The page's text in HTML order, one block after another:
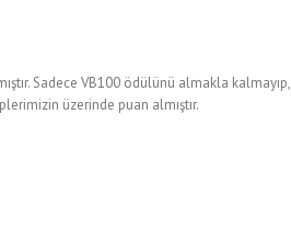
Sadece VB100 ödülünü almakla kalmayıp,
üzerinde puan almıştır.